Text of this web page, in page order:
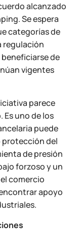
alcanzado
Se espera
categorías de
regulación
de
vigentes
parece
Es uno de los
puede
protección del
de presión
forzoso y un
comercio
apoyo